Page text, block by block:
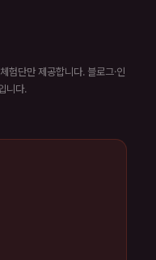
험단만 제공합니다. 블로그·인
니다.